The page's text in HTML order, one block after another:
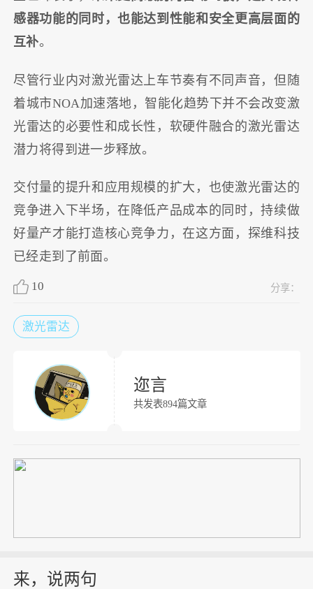
感器功能的同时，也能达到性能和安全更高层面的
互补。
尽管行业内对激光雷达上车节奏有不同声音，但随
着城市NOA加速落地，智能化趋势下并不会改变激
光雷达的必要性和成长性，软硬件融合的激光雷达
潜力将得到进一步释放。
交付量的提升和应用规模的扩大，也使激光雷达的
竞争进入下半场，在降低产品成本的同时，持续做
好量产才能打造核心竞争力，在这方面，探维科技
已经走到了前面。
10 分享：
激光雷达
迩言
共发表894篇文章
来，说两句